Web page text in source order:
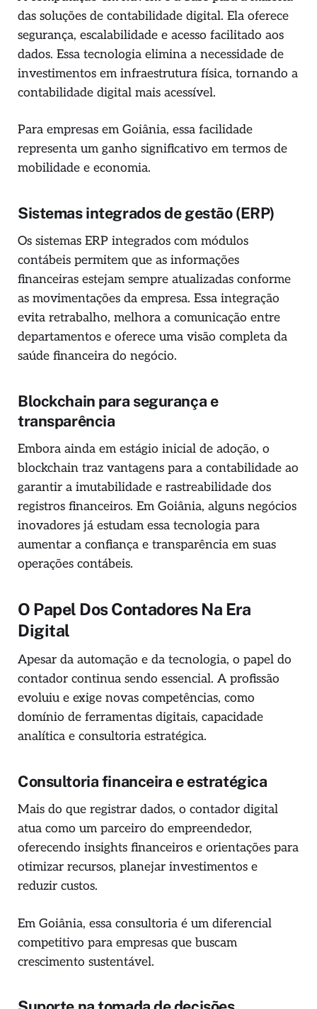
das soluções de contabilidade digital. Ela oferece
segurança, escalabilidade e acesso facilitado aos
dados. Essa tecnologia elimina a necessidade de
investimentos em infraestrutura física, tornando a
contabilidade digital mais acessível.
Para empresas em Goiânia, essa facilidade
representa um ganho significativo em termos de
mobilidade e economia.
Sistemas integrados de gestão (ERP)
Os sistemas ERP integrados com módulos
contábeis permitem que as informações
financeiras estejam sempre atualizadas conforme
as movimentações da empresa. Essa integração
evita retrabalho, melhora a comunicação entre
departamentos e oferece uma visão completa da
saúde financeira do negócio.
Blockchain para segurança e
transparência
Embora ainda em estágio inicial de adoção, o
blockchain traz vantagens para a contabilidade ao
garantir a imutabilidade e rastreabilidade dos
registros financeiros. Em Goiânia, alguns negócios
inovadores já estudam essa tecnologia para
aumentar a confiança e transparência em suas
operações contábeis.
O Papel Dos Contadores Na Era
Digital
Apesar da automação e da tecnologia, o papel do
contador continua sendo essencial. A profissão
evoluiu e exige novas competências, como
domínio de ferramentas digitais, capacidade
analítica e consultoria estratégica.
Consultoria financeira e estratégica
Mais do que registrar dados, o contador digital
atua como um parceiro do empreendedor,
oferecendo insights financeiros e orientações para
otimizar recursos, planejar investimentos e
reduzir custos.
Em Goiânia, essa consultoria é um diferencial
competitivo para empresas que buscam
crescimento sustentável.